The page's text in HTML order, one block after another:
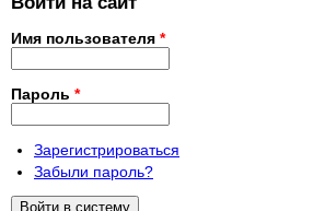
Имя пользователя *
Пароль *
Зарегистрироваться
Забыли пароль?